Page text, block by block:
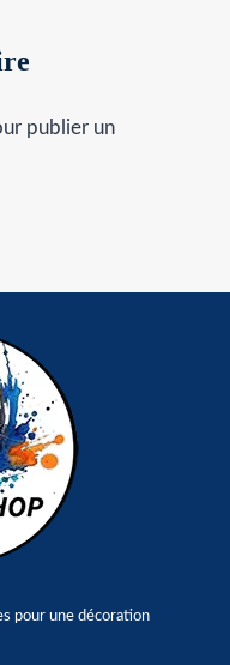
publier un
pour une décoration